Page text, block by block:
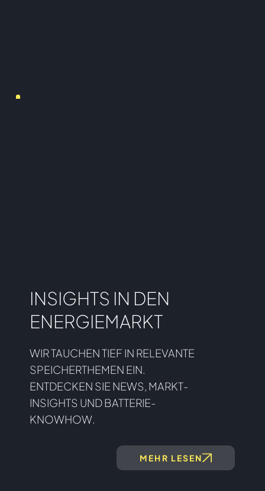
INSIGHTS IN DEN
ENERGIEMARKT
WIR TAUCHEN TIEF IN RELEVANTE
SPEICHERTHEMEN EIN.
ENTDECKEN SIE NEWS, MARKT-
INSIGHTS UND BATTERIE-
KNOWHOW.
MEHR LESEN